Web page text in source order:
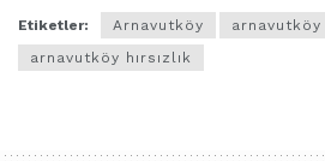
Etiketler: Arnavutköy
arnavutköy hırsızlık